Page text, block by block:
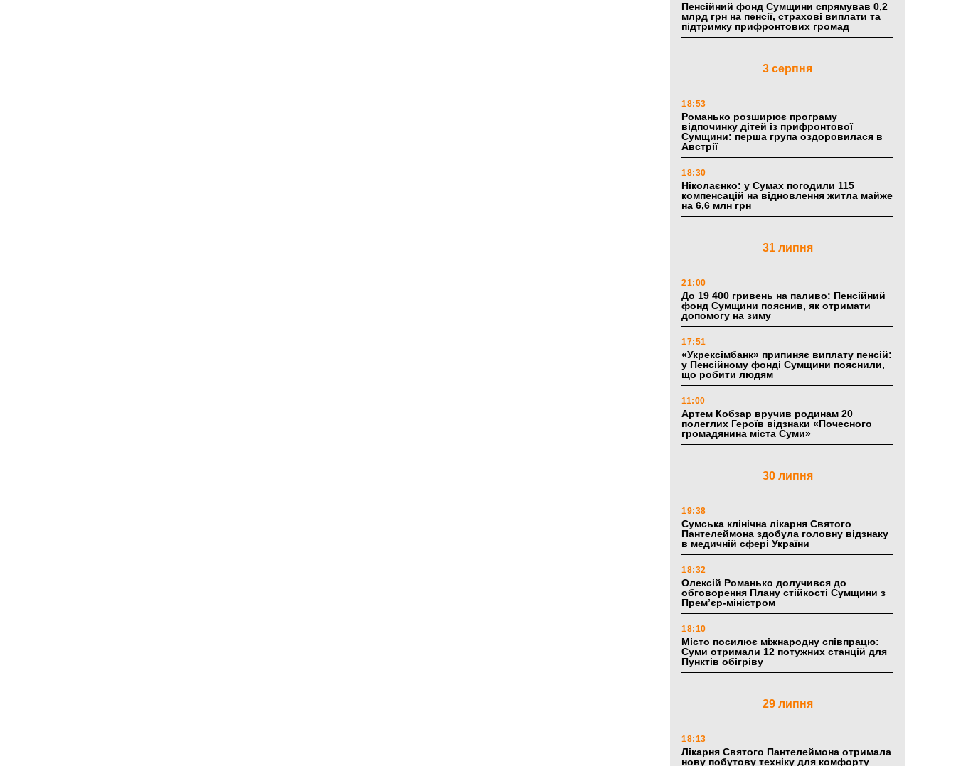
Пенсійний фонд Сумщини спрямував 0,2
млрд грн на пенсії, страхові виплати та
підтримку прифронтових громад
3 серпня
18:53
Романько розширює програму
відпочинку дітей із прифронтової
Сумщини: перша група оздоровилася в
Австрії
18:30
Ніколаєнко: у Сумах погодили 115
компенсацій на відновлення житла майже
на 6,6 млн грн
31 липня
21:00
До 19 400 гривень на паливо: Пенсійний
фонд Сумщини пояснив, як отримати
допомогу на зиму
17:51
«Укрексімбанк» припиняє виплату пенсій:
у Пенсійному фонді Сумщини пояснили,
що робити людям
11:00
Артем Кобзар вручив родинам 20
полеглих Героїв відзнаки «Почесного
громадянина міста Суми»
30 липня
19:38
Сумська клінічна лікарня Святого
Пантелеймона здобула головну відзнаку
в медичній сфері України
18:32
Олексій Романько долучився до
обговорення Плану стійкості Сумщини з
Прем’єр-міністром
18:10
Місто посилює міжнародну співпрацю:
Суми отримали 12 потужних станцій для
Пунктів обігріву
29 липня
18:13
Лікарня Святого Пантелеймона отримала
нову побутову техніку для комфорту